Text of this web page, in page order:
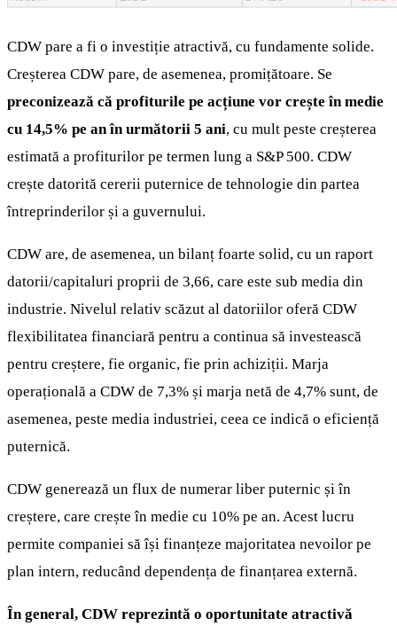
CDW pare a fi o investiție atractivă, cu fundamente solide.
Creșterea CDW pare, de asemenea, promițătoare. Se
preconizează că profiturile pe acțiune vor crește în medie
cu 14,5% pe an în următorii 5 ani, cu mult peste creșterea
estimată a profiturilor pe termen lung a S&P 500. CDW
crește datorită cererii puternice de tehnologie din partea
întreprinderilor și a guvernului.
CDW are, de asemenea, un bilanț foarte solid, cu un raport
datorii/capitaluri proprii de 3,66, care este sub media din
industrie. Nivelul relativ scăzut al datoriilor oferă CDW
flexibilitatea financiară pentru a continua să investească
pentru creștere, fie organic, fie prin achiziții. Marja
operațională a CDW de 7,3% și marja netă de 4,7% sunt, de
asemenea, peste media industriei, ceea ce indică o eficiență
puternică.
CDW generează un flux de numerar liber puternic și în
creștere, care crește în medie cu 10% pe an. Acest lucru
permite companiei să își finanțeze majoritatea nevoilor pe
plan intern, reducând dependența de finanțarea externă.
În general, CDW reprezintă o oportunitate atractivă